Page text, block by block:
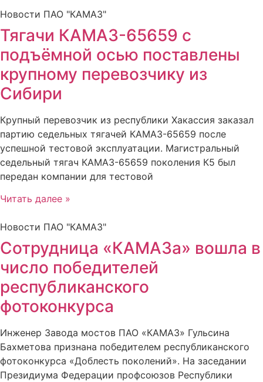
Новости ПАО "КАМАЗ"
Тягачи КАМАЗ-65659 с
подъёмной осью поставлены
крупному перевозчику из
Сибири
Крупный перевозчик из республики Хакассия заказал
партию седельных тягачей КАМАЗ-65659 после
успешной тестовой эксплуатации. Магистральный
седельный тягач КАМАЗ-65659 поколения К5 был
передан компании для тестовой
Читать далее »
Новости ПАО "КАМАЗ"
Сотрудница «КАМАЗа» вошла в
число победителей
республиканского
фотоконкурса
Инженер Завода мостов ПАО «КАМАЗ» Гульсина
Бахметова признана победителем республиканского
фотоконкурса «Доблесть поколений». На заседании
Президиума Федерации профсоюзов Республики